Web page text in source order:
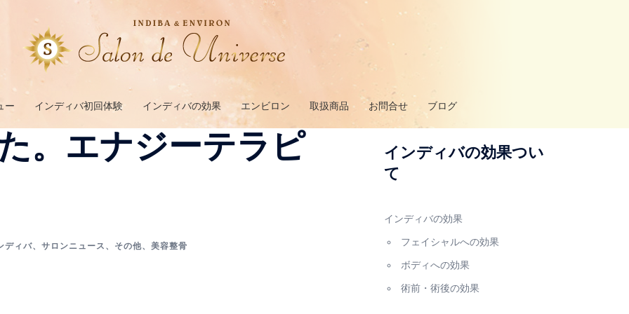
ー インディバ初回体験 インディバの効果 エンビロン 取扱商品 お問合せ ブログ
。エナジーテラピ
ディバ、 サロンニュース 、 その他、 美容整骨
インディバの効果つい
て
インディバの効果
フェイシャルへの効果
ボディへの効果
術前・術後の効果